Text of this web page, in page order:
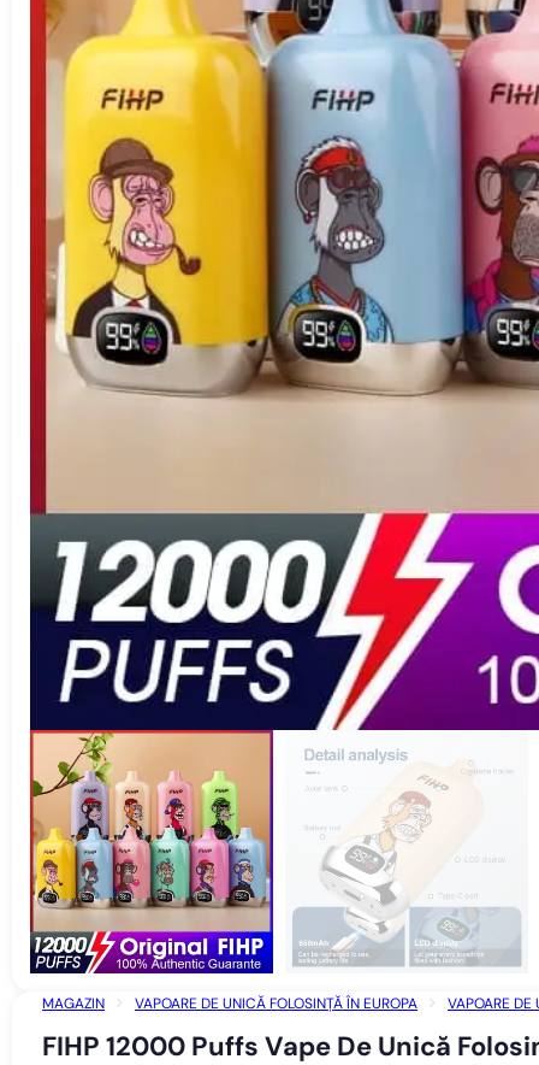
MAGAZIN VAPOARE DE UNICĂ FOLOSINȚĂ ÎN EUROPA
VAPOARE DE
FIHP 12000 Puffs Vape De Unică